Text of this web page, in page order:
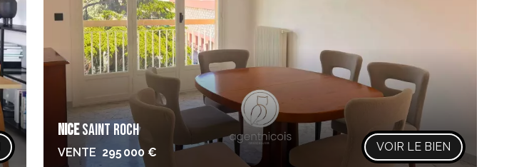
NICESAINT ROCH
VENTE 295 000 € VOIR LE BIEN